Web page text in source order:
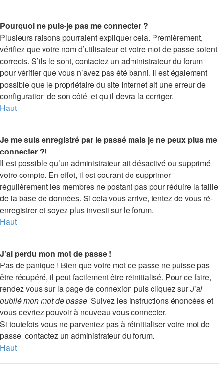
Pourquoi ne puis-je pas me connecter ?
Plusieurs raisons pourraient expliquer cela. Premièrement,
vérifiez que votre nom d’utilisateur et votre mot de passe soient
corrects. S’ils le sont, contactez un administrateur du forum
pour vérifier que vous n’avez pas été banni. Il est également
possible que le propriétaire du site Internet ait une erreur de
configuration de son côté, et qu’il devra la corriger.
Haut
Je me suis enregistré par le passé mais je ne peux plus me
connecter ?!
Il est possible qu’un administrateur ait désactivé ou supprimé
votre compte. En effet, il est courant de supprimer
régulièrement les membres ne postant pas pour réduire la taille
de la base de données. Si cela vous arrive, tentez de vous ré-
enregistrer et soyez plus investi sur le forum.
Haut
J’ai perdu mon mot de passe !
Pas de panique ! Bien que votre mot de passe ne puisse pas
être récupéré, il peut facilement être réinitialisé. Pour ce faire,
rendez vous sur la page de connexion puis cliquez surJ’ai
oublié mon mot de passe. Suivez les instructions énoncées et
vous devriez pouvoir à nouveau vous connecter.
Si toutefois vous ne parveniez pas à réinitialiser votre mot de
passe, contactez un administrateur du forum.
Haut